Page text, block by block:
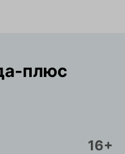
плюс
16+